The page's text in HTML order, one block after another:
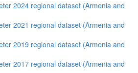
2024 regional dataset (Armenia and
2021 regional dataset (Armenia and
2019 regional dataset (Armenia and
2017 regional dataset (Armenia and